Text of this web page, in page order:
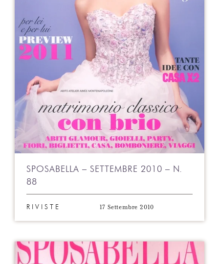
SPOSABELLA – SETTEMBRE 2010 – N.
88
RIVISTE 17 Settembre 2010